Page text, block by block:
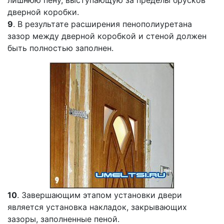
дверной коробки.
9. В результате расширения пенополиуретана
зазор между дверной коробкой и стеной должен
быть полностью заполнен.
10. Завершающим этапом установки двери
является установка накладок, закрывающих
зазоры, заполненные пеной.